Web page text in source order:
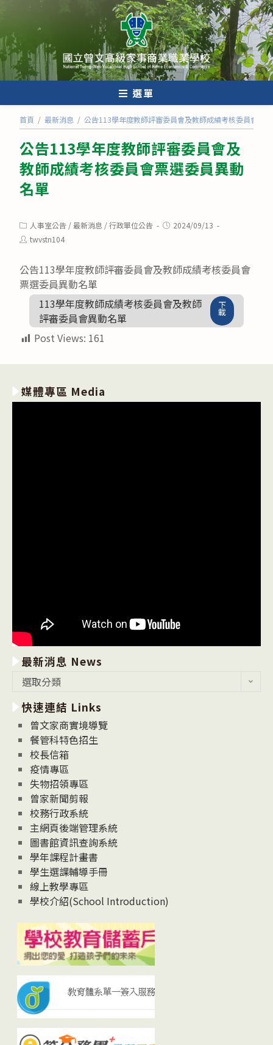
轉
至
主
要
內
選單
首頁 / 最新消息 / 公告113學年度教師評審委員會及教師成績考核委員會票
公告113學年度教師評審委員會及
教師成績考核委員會票選委員異動
名單
Post
category:
人事室公告 /最新消息 /行政單位公告
Post2024/09/13
Posttwvstn104
公告113學年度教師評審委員會及教師成績考核委員會
票選委員異動名單
113學年度教師成績考核委員會及教師
評審委員會異動名單
下
載
Post Views: 161
媒體專區 Media
最新消息 News
消
息
News
選取分類
快速連結 Links
曾文家商實境導覽
餐管科特色招生
校長信箱
疫情專區
失物招領專區
曾家新聞剪報
校務行政系統
主網頁後端管理系統
圖書館資訊查詢系統
學年課程計畫書
學生選課輔導手冊
線上教學專區
學校介紹(School Introduction)